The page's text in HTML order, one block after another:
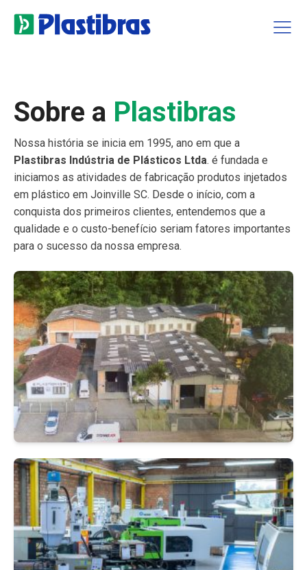
Sobre a Plastibras
Nossa história se inicia em 1995, ano em que a
Plastibras Indústria de Plásticos Ltda. é fundada e
iniciamos as atividades de fabricação produtos injetados
em plástico em Joinville SC. Desde o início, com a
conquista dos primeiros clientes, entendemos que a
qualidade e o custo-benefício seriam fatores importantes
para o sucesso da nossa empresa.